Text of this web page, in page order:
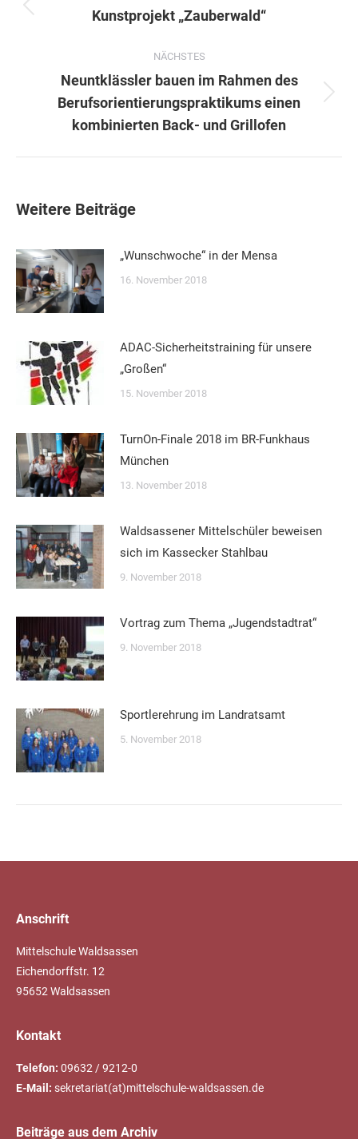
Vorheriger
Kunstprojekt „Zauberwald“
NÄCHSTES
Nächster
Beitrag:
Neuntklässler bauen im Rahmen des
Berufsorientierungspraktikums einen
kombinierten Back- und Grillofen
Weitere Beiträge
„Wunschwoche“ in der Mensa
16. November 2018
ADAC-Sicherheitstraining für unsere
„Großen“
15. November 2018
TurnOn-Finale 2018 im BR-Funkhaus
München
13. November 2018
Waldsassener Mittelschüler beweisen
sich im Kassecker Stahlbau
9. November 2018
Vortrag zum Thema „Jugendstadtrat“
9. November 2018
Sportlerehrung im Landratsamt
5. November 2018
Anschrift
Mittelschule Waldsassen
Eichendorffstr. 12
95652 Waldsassen
Kontakt
Telefon: 09632 / 9212-0
E-Mail: sekretariat(at)mittelschule-waldsassen.de
Beiträge aus dem Archiv